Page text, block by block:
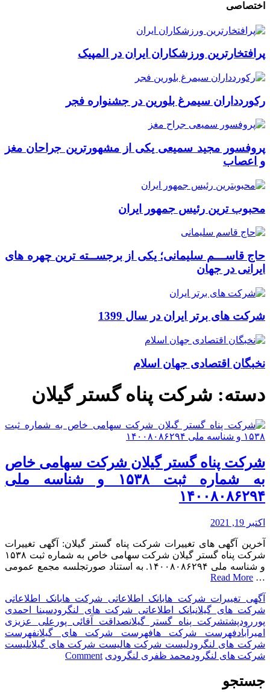
اختصاصی
پرافتخارترین ورزشکاران ایران در المپیک
رکوردداران سیمرغ بلورین در جشنواره فجر
پروفسور مجید سمیعی یکی از مشهورترین جراحان مغز
و اعصاب
محبوب ترین رئیس جمهور ایران
حاج قاســـم سلیمانی؛ یکی از برجســته ترین چهره های
ایرانی در جهان
شرکت های برتر ایران در سال 1399
نخبگان اقتصادی جهان اسلام
دسته: شرکت پناه گستر گیلان
شرکت پناه گستر گیلان شرکت سهامی خاص
به شماره ثبت ۱۵۳۸ و شناسه ملی
۱۴۰۰۸۰۸۶۲۹۴
اکتبر 19, 2021
آخرین آگهی های تغییرات شرکت پناه گستر گیلان: آگهی تغییرات
شرکت پناه گستر گیلان شرکت سهامی خاص به شماره ثبت ۱۵۳۸
و شناسه ملی ۱۴۰۰۸۰۸۶۲۹۴. به استناد صورتجلسه مجمع عمومی
…
Read More
آگهی تغییرات شرکت هابانک اطلاعاتی شرکت هابانک اطلاعاتی
شرکت های گیلانبانک اطلاعاتی شرکت های لنگرودسینا احمدی
پوررودپشتشرکت پناه گستر گیلانصداقت آقائی پور علی عزیزی
امیرآبادفهرست شرکت هافهرست شرکت های گیلانفهرست
شرکت های لنگرودلیست شرکت هالیست شرکت های گیلانلیست
شرکت های لنگرودمحمد ظفری لنگرودی Comment
on
جستجو